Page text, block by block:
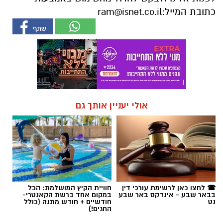
כתובת המייל:ram@isnet.co.il
אולי יעניין אותך גם
☎ לחצו כאן לרשימת עורכי דין
בבאר שבע - אינדקס באר שבע
נט
חוויית הקיץ המושלמת: הכל
במקום אחד ברשת הקאנטרי-
חודשיים + חודש מתנה (כולל
החגים!)